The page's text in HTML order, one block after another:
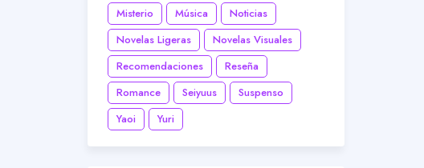
Misterio
Música
Noticias
Novelas Ligeras
Novelas Visuales
Recomendaciones
Reseña
Romance
Seiyuus
Suspenso
Yaoi
Yuri